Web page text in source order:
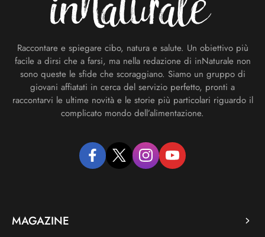
Raccontare e spiegare cibo, natura e salute. Un obiettivo più
facile a dirsi che a farsi, ma nella redazione di inNaturale non
sono queste le sfide che scoraggiano. Siamo un gruppo di
giovani affiatati in cerca del servizio perfetto, pronti a
raccontarvi le ultime novità e le storie più particolari riguardo il
complicato mondo dell’alimentazione.
facebooktwitter instagramyoutube
MAGAZINE